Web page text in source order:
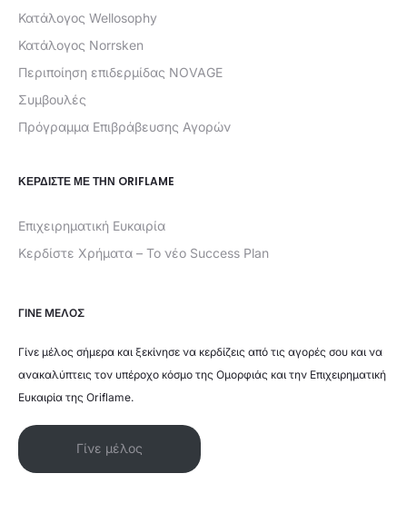
Κατάλογος Wellosophy
Κατάλογος Norrsken
Περιποίηση επιδερμίδας NOVAGE
Συμβουλές
Πρόγραμμα Επιβράβευσης Αγορών
ΚΕΡΔΊΣΤΕ ΜΕ ΤΗΝ ORIFLAME
Επιχειρηματική Ευκαιρία
Κερδίστε Χρήματα – Το νέο Success Plan
ΓΙΝΕ ΜΕΛΟΣ
Γίνε μέλος σήμερα και ξεκίνησε να κερδίζεις από τις αγορές σου και να
ανακαλύπτεις τον υπέροχο κόσμο της Ομορφιάς και την Επιχειρηματική
Ευκαιρία της Oriflame.
Γίνε μέλος